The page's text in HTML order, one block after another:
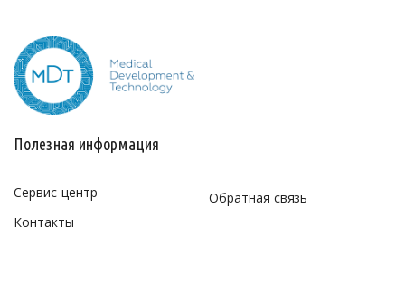
Полезная информация
Сервис-центр
Контакты
Обратная связь